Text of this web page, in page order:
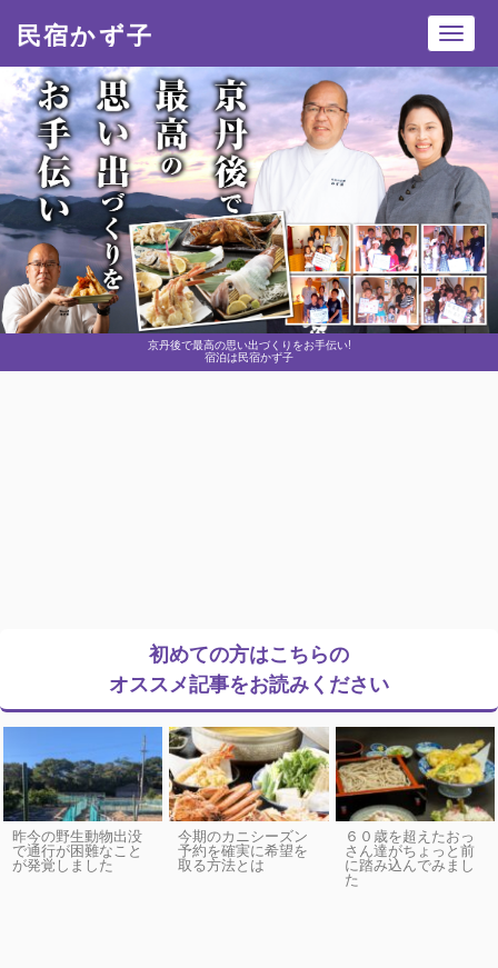
京丹後で最高の思い出づくりをお手伝い!
宿泊は民宿かず子
民宿かず子
初めての方はこちらの
オススメ記事をお読みください
昨今の野生動物出没
で通行が困難なこと
が発覚しました
今期のカニシーズン
予約を確実に希望を
取る方法とは
６０歳を超えたおっ
さん達がちょっと前
に踏み込んでみまし
た